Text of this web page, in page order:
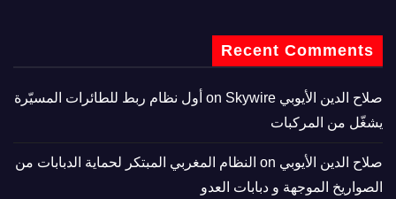
Recent Comments
صلاح الدين الأيوبي
Skywire أول نظام ربط للطائرات المسيّرة
يشغّل من المركبات
صلاح الدين الأيوبي
النظام المغربي المبتكر لحماية الدبابات من
الصواريخ الموجهة و دبابات العدو